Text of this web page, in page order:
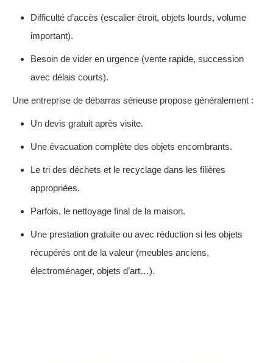
Difficulté d’accès (escalier étroit, objets lourds, volume
important).
Besoin de vider en urgence (vente rapide, succession
avec délais courts).
Une entreprise de débarras sérieuse propose généralement :
Un devis gratuit après visite.
Une évacuation complète des objets encombrants.
Le tri des déchets et le recyclage dans les filières
appropriées.
Parfois, le nettoyage final de la maison.
Une prestation gratuite ou avec réduction si les objets
récupérés ont de la valeur (meubles anciens,
électroménager, objets d’art…).